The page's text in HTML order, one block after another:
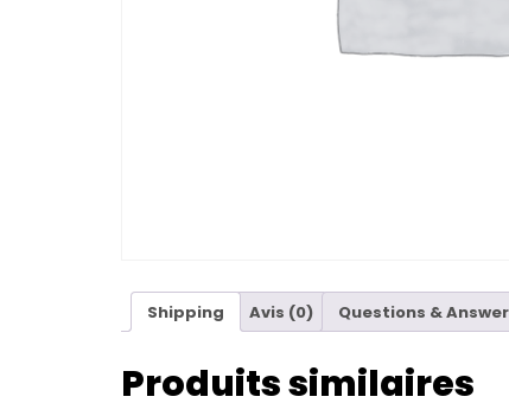
Shipping Avis (0) Questions &
Produits similaires